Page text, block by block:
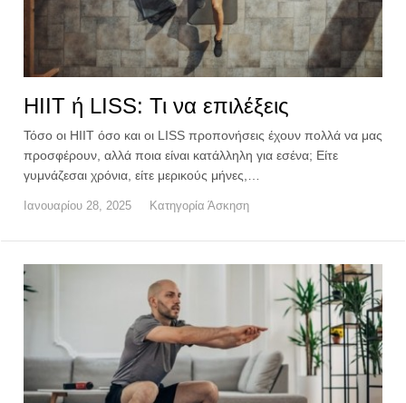
HIIT ή LISS: Τι να επιλέξεις
Τόσο οι HIIT όσο και οι LISS προπονήσεις έχουν πολλά να μας
προσφέρουν, αλλά ποια είναι κατάλληλη για εσένα; Είτε
γυμνάζεσαι χρόνια, είτε μερικούς μήνες,…
Ιανουαρίου 28, 2025 Κατηγορία Άσκηση